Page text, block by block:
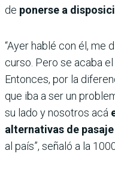
de ponerse a
“Ayer hablé con él, me
curso. Pero se acaba
Entonces, por la
que iba a ser un
su lado y nosotros acá
alternativas de pasaje
al país”, señaló a la